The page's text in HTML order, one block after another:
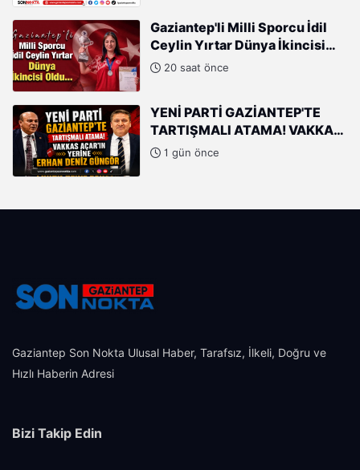
Gaziantep'li Milli Sporcu İdil
Ceylin Yırtar Dünya İkincisi
Oldu20 saat önce
YENİ PARTİ GAZİANTEP'TE
TARTIŞMALI ATAMA! VAKKAS
AÇAR'IN YERİNE ERHAN DENİZ
1 gün önce
Gaziantep Son Nokta Ulusal Haber, Tarafsız, İlkeli, Doğru ve
Hızlı Haberin Adresi
Bizi Takip Edin